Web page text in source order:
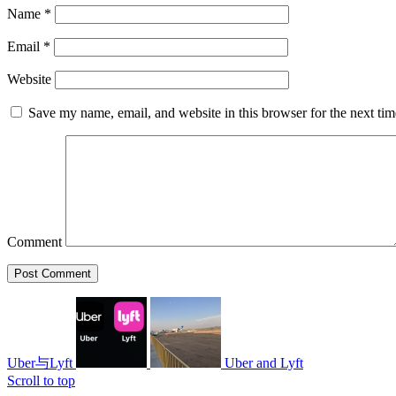
Name *
Email *
Website
Save my name, email, and website in this browser for the next
Comment
Uber与Lyft
Uber and Lyft
Scroll to top